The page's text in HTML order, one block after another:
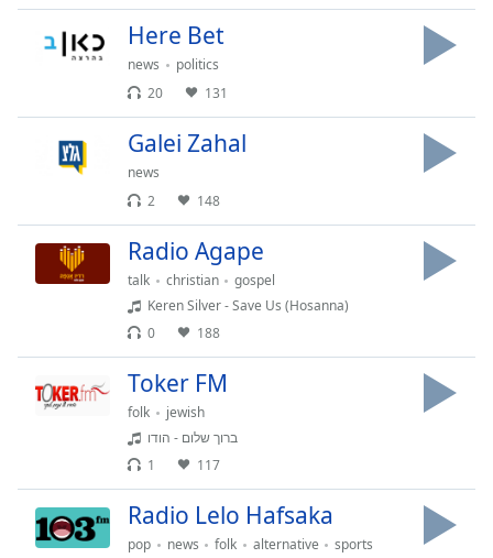
subtitles
settings
opens
dialog
subtitles
Audio
window.
Beginning
Here Bet
news
politics
20
131
Galei Zahal
news
2
148
Radio Agape
talk christian
gospel
Keren Silver - Save Us (Hosanna)
0
188
Toker FM
folk
jewish
ברוך שלום - הודו
1
117
Radio Lelo Hafsaka
pop news folk alternative
sports